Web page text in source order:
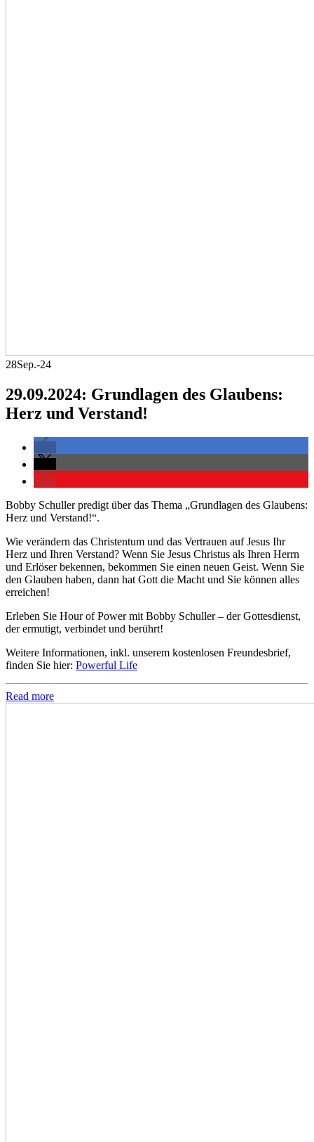
28Sep.-24
29.09.2024: Grundlagen des Glaubens:
Herz und Verstand!
Bobby Schuller predigt über das Thema „Grundlagen des Glaubens:
Herz und Verstand!“.
Wie verändern das Christentum und das Vertrauen auf Jesus Ihr
Herz und Ihren Verstand? Wenn Sie Jesus Christus als Ihren Herrn
und Erlöser bekennen, bekommen Sie einen neuen Geist. Wenn Sie
den Glauben haben, dann hat Gott die Macht und Sie können alles
erreichen!
Erleben Sie Hour of Power mit Bobby Schuller – der Gottesdienst,
der ermutigt, verbindet und berührt!
Weitere Informationen, inkl. unserem kostenlosen Freundesbrief,
finden Sie hier: Powerful Life
Read more